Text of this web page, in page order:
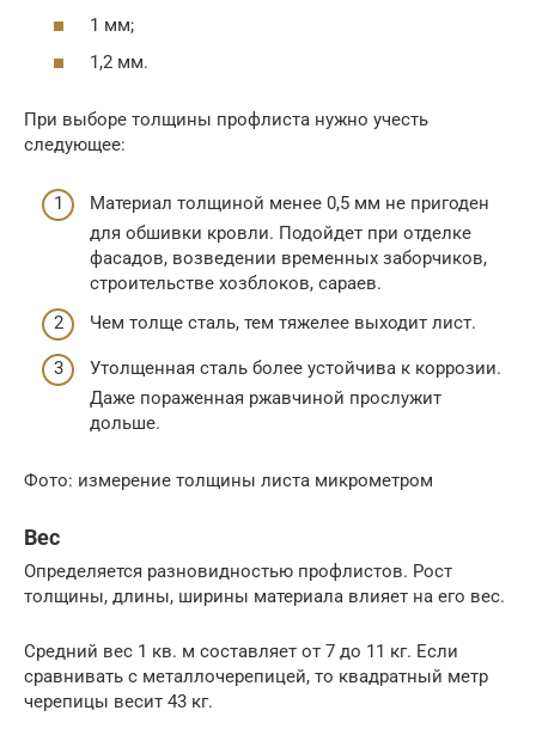
1 мм;
1,2 мм.
При выборе толщины профлиста нужно учесть
следующее:
Материал толщиной менее 0,5 мм не пригоден
для обшивки кровли. Подойдет при отделке
фасадов, возведении временных заборчиков,
строительстве хозблоков, сараев.
Чем толще сталь, тем тяжелее выходит лист.
Утолщенная сталь более устойчива к коррозии.
Даже пораженная ржавчиной прослужит
дольше.
Фото: измерение толщины листа микрометром
Вес
Определяется разновидностью профлистов. Рост
толщины, длины, ширины материала влияет на его вес.
Средний вес 1 кв. м составляет от 7 до 11 кг. Если
сравнивать с металлочерепицей, то квадратный метр
черепицы весит 43 кг.